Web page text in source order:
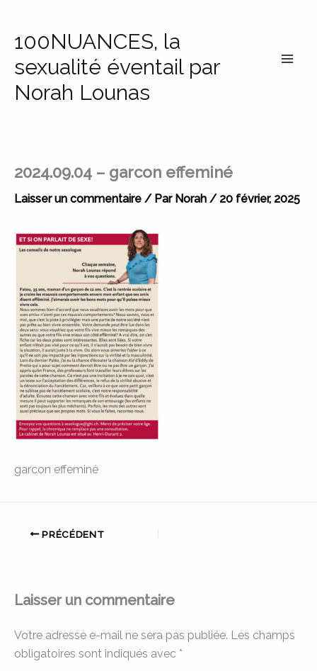
contenu
100NUANCES, la
sexualité éventail par
Norah Lounas
2024.09.04 – garcon effeminé
Laisser un commentaire / Par Norah / 20 février, 2025
garcon effeminé
PRÉCÉDENT
Laisser un commentaire
Votre adresse e-mail ne sera pas publiée. Les champs
obligatoires sont indiqués avec *